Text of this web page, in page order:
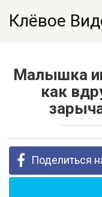
Клёвое
Малышка
как
Поделиться